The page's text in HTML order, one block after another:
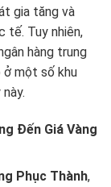
gia tăng và
tế. Tuy nhiên,
hàng trung
ở một số khu
Đến Giá Vàng
Phục Thành,